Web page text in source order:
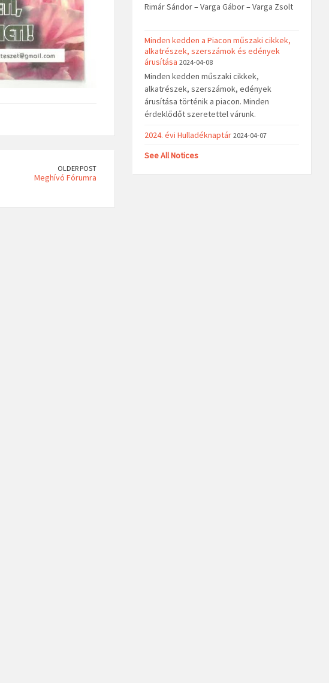
OLDER POST
Meghívó Fórumra
Rimár Sándor – Varga Gábor – Varga Zsolt
Minden kedden a Piacon műszaki cikkek,
alkatrészek, szerszámok és edények
árusítása 2024-04-08
Minden kedden műszaki cikkek,
alkatrészek, szerszámok, edények
árusítása történik a piacon. Minden
érdeklődőt szeretettel várunk.
2024. évi Hulladéknaptár 2024-04-07
See All Notices